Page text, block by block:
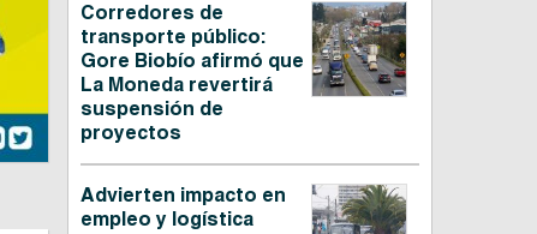
Corredores de
transporte público:
Gore Biobío afirmó que
La Moneda revertirá
suspensión de
proyectos
Advierten impacto en
empleo y logística